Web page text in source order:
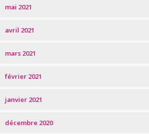
mai 2021
avril 2021
mars 2021
février 2021
janvier 2021
décembre 2020